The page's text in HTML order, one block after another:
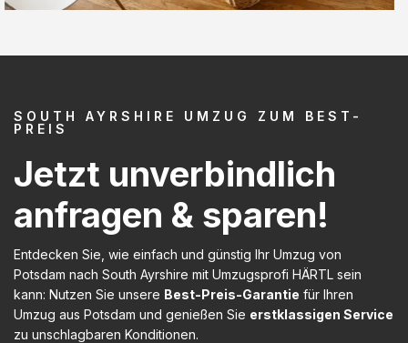
SOUTH AYRSHIRE UMZUG ZUM BEST-
PREIS
Jetzt unverbindlich
anfragen & sparen!
Entdecken Sie, wie einfach und günstig Ihr Umzug von
Potsdam nach South Ayrshire mit Umzugsprofi HÄRTL sein
kann: Nutzen Sie unsere Best-Preis-Garantie für Ihren
Umzug aus Potsdam und genießen Sie erstklassigen Service
zu unschlagbaren Konditionen.